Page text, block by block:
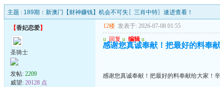
主题 : 189期：新澳门【财神赚钱】机会不可失〖三肖中特〗速进查看！
【香妃恋爱】
圣骑士
发帖: 2209
威望: 20128 点
12楼 发表于: 2026-07-08 01:55
u 回复 u 编辑 u
感谢您真诚奉献！把最好的料奉
感谢您真诚奉献！把最好的料奉献给大家！